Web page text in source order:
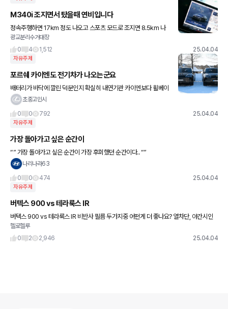
M340i 조지면서 탔을때 연비입니다
정속주행하면 17km 정도 나오고 스포츠 모드로 조지면 8.5km 나
오네요 차 수리 끝나서 반납했는데 340i 지름신 강림 ㄷㄷ
광교분리수거대장
0
4 1,512 25.04.04
자유주제
포르쉐 카이엔도 전기차가 나오는군요
배터리가 바닥에 깔린 덕분인지 확실히 내연기관 카이엔보다 휠베이
스가 길어보이네요 ㅎ
초중고민시
0
0 792 25.04.04
자유주제
가장 돌아가고 싶은 순간이
“” 가장 돌아가고 싶은 순간이 가장 후회했던 순간이다.. “”
나리나라63
0
0 474 25.04.04
자유주제
버텍스 900 vs 테라룩스 IR
버텍스 900 vs 테라룩스 IR 비반사 필름 두가지중 어떤게 더 좋나요? 열차단, 야간시인
성이 좋은걸로 선택하려고 합니다.
헬로헬루
0
2 2,946 25.04.04